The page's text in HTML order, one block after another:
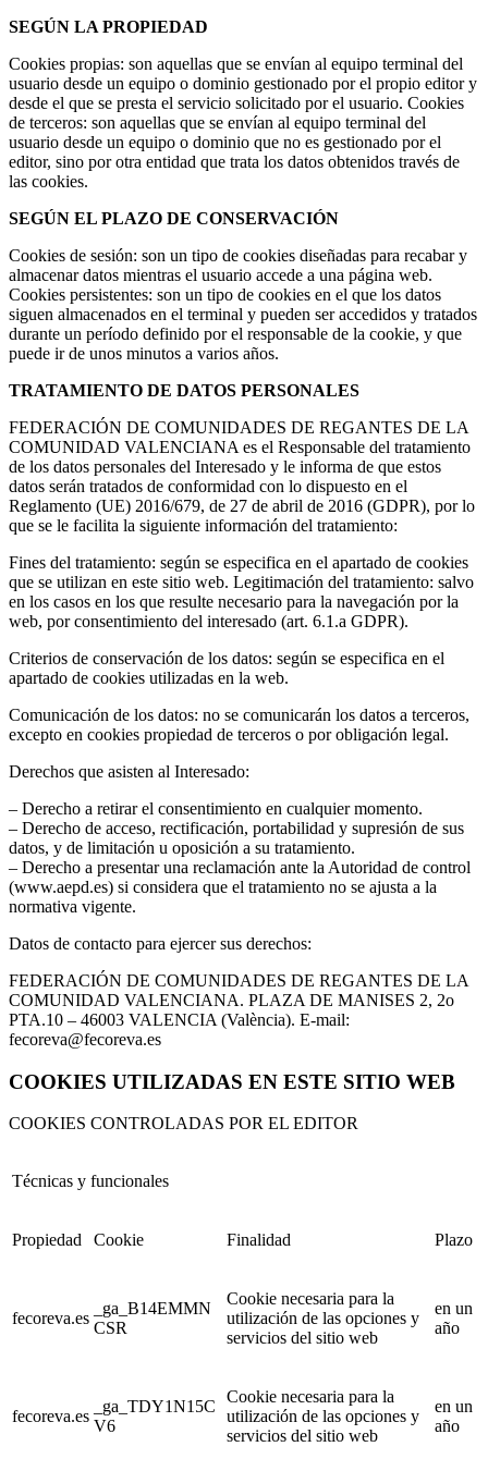
SEGÚN LA PROPIEDAD
Cookies propias: son aquellas que se envían al equipo terminal del
usuario desde un equipo o dominio gestionado por el propio editor y
desde el que se presta el servicio solicitado por el usuario. Cookies
de terceros: son aquellas que se envían al equipo terminal del
usuario desde un equipo o dominio que no es gestionado por el
editor, sino por otra entidad que trata los datos obtenidos través de
las cookies.
SEGÚN EL PLAZO DE CONSERVACIÓN
Cookies de sesión: son un tipo de cookies diseñadas para recabar y
almacenar datos mientras el usuario accede a una página web.
Cookies persistentes: son un tipo de cookies en el que los datos
siguen almacenados en el terminal y pueden ser accedidos y tratados
durante un período definido por el responsable de la cookie, y que
puede ir de unos minutos a varios años.
TRATAMIENTO DE DATOS PERSONALES
FEDERACIÓN DE COMUNIDADES DE REGANTES DE LA
COMUNIDAD VALENCIANA es el Responsable del tratamiento
de los datos personales del Interesado y le informa de que estos
datos serán tratados de conformidad con lo dispuesto en el
Reglamento (UE) 2016/679, de 27 de abril de 2016 (GDPR), por lo
que se le facilita la siguiente información del tratamiento:
Fines del tratamiento: según se especifica en el apartado de cookies
que se utilizan en este sitio web. Legitimación del tratamiento: salvo
en los casos en los que resulte necesario para la navegación por la
web, por consentimiento del interesado (art. 6.1.a GDPR).
Criterios de conservación de los datos: según se especifica en el
apartado de cookies utilizadas en la web.
Comunicación de los datos: no se comunicarán los datos a terceros,
excepto en cookies propiedad de terceros o por obligación legal.
Derechos que asisten al Interesado:
– Derecho a retirar el consentimiento en cualquier momento.
– Derecho de acceso, rectificación, portabilidad y supresión de sus
datos, y de limitación u oposición a su tratamiento.
– Derecho a presentar una reclamación ante la Autoridad de control
(www.aepd.es) si considera que el tratamiento no se ajusta a la
normativa vigente.
Datos de contacto para ejercer sus derechos:
FEDERACIÓN DE COMUNIDADES DE REGANTES DE LA
COMUNIDAD VALENCIANA. PLAZA DE MANISES 2, 2o
PTA.10 – 46003 VALENCIA (València). E-mail:
fecoreva@fecoreva.es
COOKIES UTILIZADAS EN ESTE SITIO WEB
COOKIES CONTROLADAS POR EL EDITOR
Técnicas y funcionales
Propiedad Cookie Finalidad Plazo
fecoreva.es
_ga_B14EMMN
CSR
Cookie necesaria para la
utilización de las opciones y
servicios del sitio web
en un
año
fecoreva.es
_ga_TDY1N15C
V6
Cookie necesaria para la
utilización de las opciones y
servicios del sitio web
en un
año